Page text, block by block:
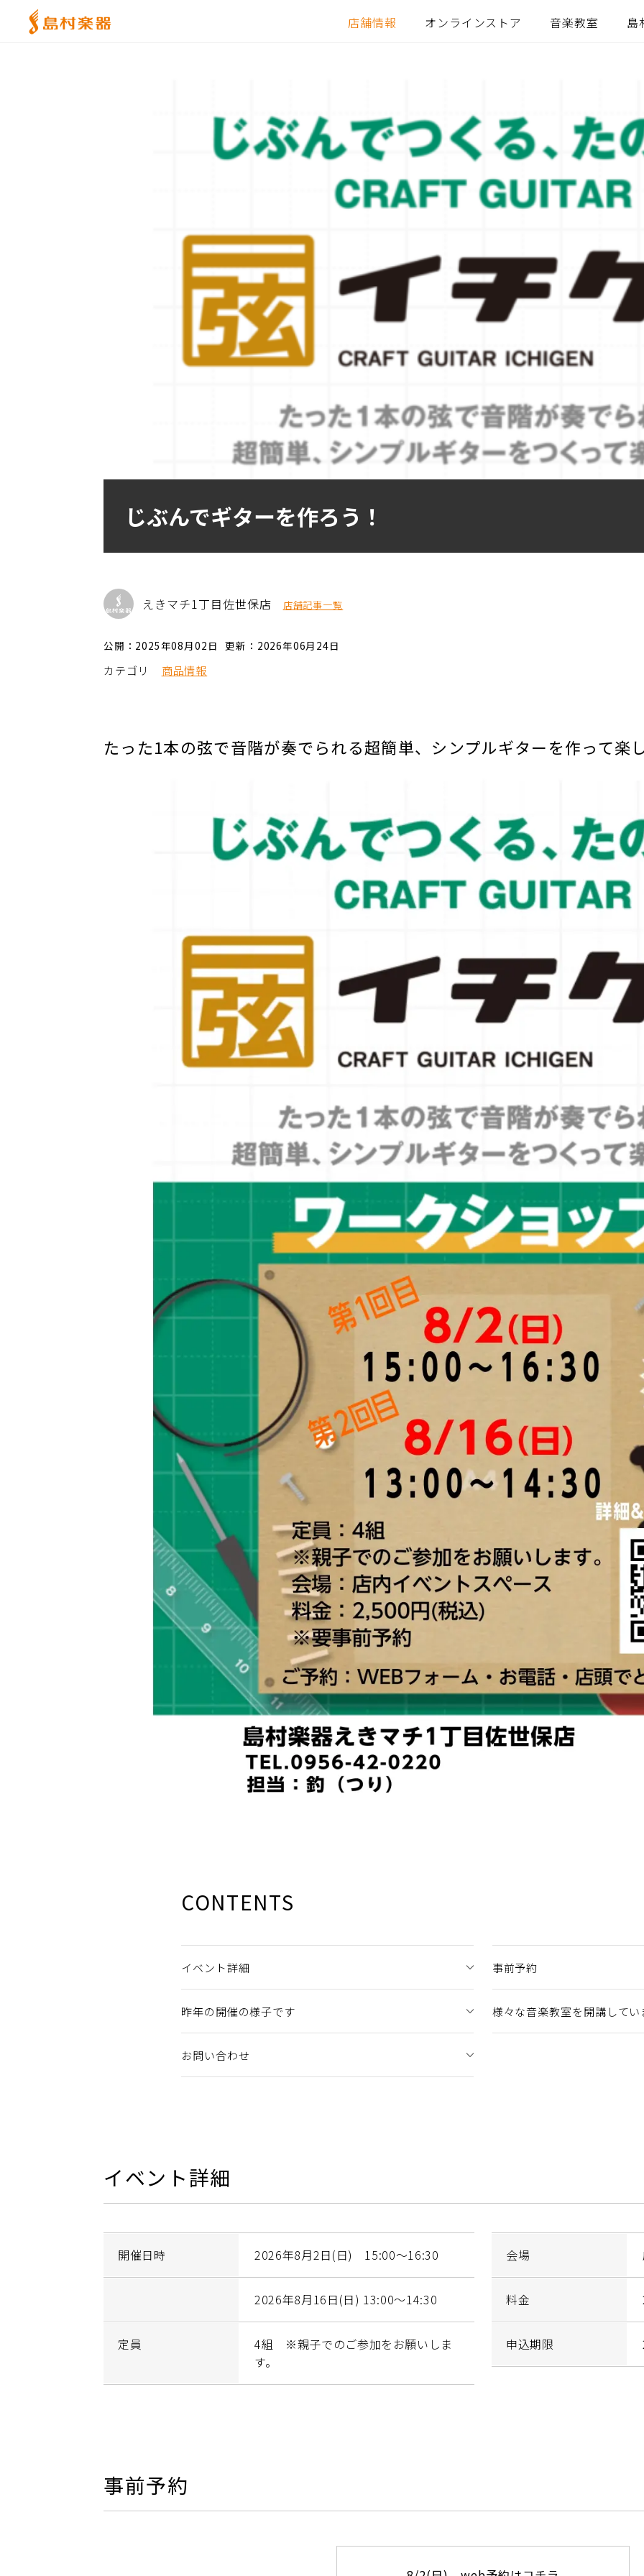
店舗情報 オンラインストア 音楽教室 島
じぶんでギターを作ろう！
えきマチ1丁目佐世保店 店舗記事一覧
公開：2025年08月02日 更新：2026年06月24日
カテゴリ 商品情報
たった1本の弦で音階が奏でられる超簡単、シンプルギターを作って楽
CONTENTS
イベント詳細 事前予約
昨年の開催の様子です 様々な音楽教室を開講してい
お問い合わせ
イベント詳細
開催日時 2026年8月2日(日) 15:00～16:30
2026年8月16日(日) 13:00～14:30
定員
4組 ※親子でのご参加をお願いしま
す。
会場
料金
申込期限
事前予約